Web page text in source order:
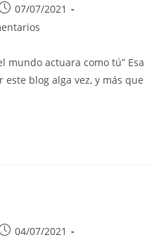
07/07/2021
mundo actuara como tú” Esa
blog alga vez, y más que
04/07/2021